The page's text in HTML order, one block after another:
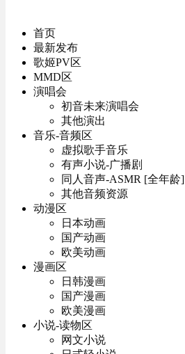
首页
最新发布
歌姬PV区
MMD区
演唱会
初音未来演唱会
其他演出
音乐-音频区
虚拟歌手音乐
有声小说-广播剧
同人音声-ASMR [全年龄]
其他音频资源
动漫区
日本动画
国产动画
欧美动画
漫画区
日韩漫画
国产漫画
欧美漫画
小说-读物区
网文小说